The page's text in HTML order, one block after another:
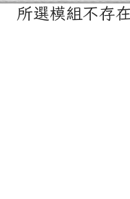
主內容區域
所選模組不存